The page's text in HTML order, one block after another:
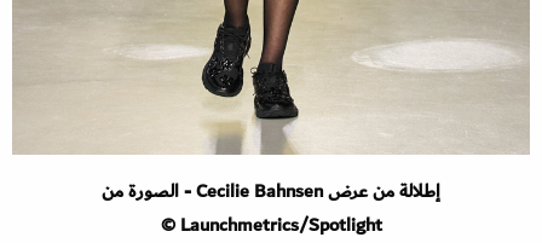
إطلالة من عرض Cecilie Bahnsen - الصورة من
Launchmetrics/Spotlight ©